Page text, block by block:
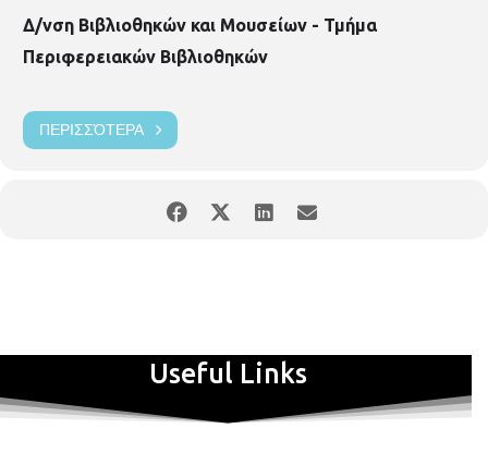
Δ/νση Βιβλιοθηκών και Μουσείων - Τμήμα
Περιφερειακών Βιβλιοθηκών
ΠΕΡΙΣΣΌΤΕΡΑ
Useful Links